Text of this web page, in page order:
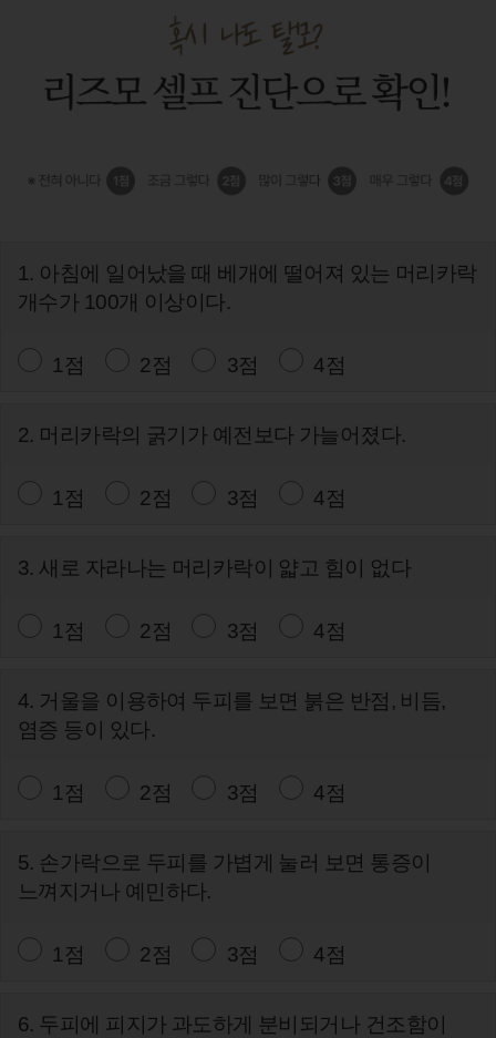
1. 아침에 일어났을 때 베개에 떨어져 있는 머리카락
개수가 100개 이상이다.
1점 2점 3점 4점
2. 머리카락의 굵기가 예전보다 가늘어졌다.
1점 2점 3점 4점
3. 새로 자라나는 머리카락이 얇고 힘이 없다
1점 2점 3점 4점
4. 거울을 이용하여 두피를 보면 붉은 반점, 비듬,
염증 등이 있다.
1점 2점 3점 4점
5. 손가락으로 두피를 가볍게 눌러 보면 통증이
느껴지거나 예민하다.
1점 2점 3점 4점
6. 두피에 피지가 과도하게 분비되거나 건조함이